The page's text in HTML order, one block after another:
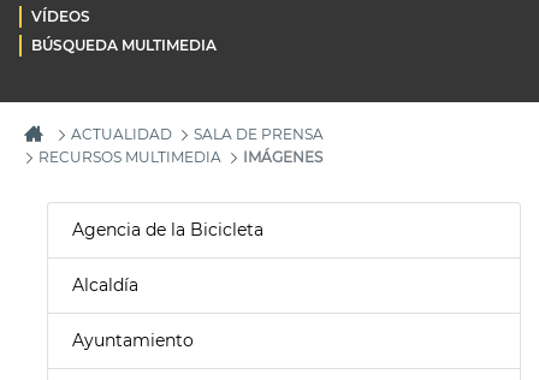
VÍDEOS
BÚSQUEDA MULTIMEDIA
ACTUALIDAD
SALA DE PRENSA
RECURSOS MULTIMEDIA
IMÁGENES
Agencia de la Bicicleta
Alcaldía
Ayuntamiento